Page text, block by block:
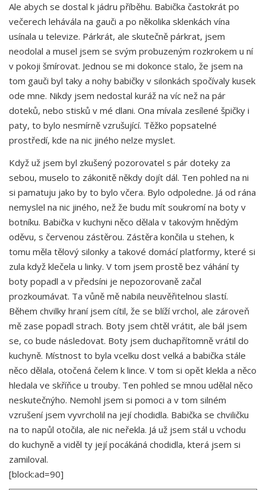
Ale abych se dostal k jádru příběhu. Babička častokrát po
večerech lehávála na gauči a po několika sklenkách vína
usínala u televize. Párkrát, ale skutečně párkrat, jsem
neodolal a musel jsem se svým probuzeným rozkrokem u ní
v pokoji šmírovat. Jednou se mi dokonce stalo, že jsem na
tom gauči byl taky a nohy babičky v silonkách spočívaly kusek
ode mne. Nikdy jsem nedostal kuráž na víc než na pár
doteků, nebo stisků v mé dlani. Ona mívala zesílené špičky i
paty, to bylo nesmírně vzrušující. Těžko popsatelné
prostředí, kde na nic jiného nelze myslet.
Když už jsem byl zkušený pozorovatel s pár doteky za
sebou, muselo to zákonitě někdy dojít dál. Ten pohled na ni
si pamatuju jako by to bylo včera. Bylo odpoledne. Já od rána
nemyslel na nic jiného, než že budu mít soukromí na boty v
botníku. Babička v kuchyni něco dělala v takovým hnědým
oděvu, s červenou zástěrou. Zástěra končila u stehen, k
tomu měla tělový silonky a takové domácí platformy, které si
zula když klečela u linky. V tom jsem prostě bez váhání ty
boty popadl a v předsíni je nepozorovaně začal
prozkoumávat. Ta vůně mě nabila neuvěřitelnou slastí.
Během chvilky hraní jsem cítil, že se blíží vrchol, ale zároveň
mě zase popadl strach. Boty jsem chtěl vrátit, ale bál jsem
se, co bude následovat. Boty jsem duchapřítomně vrátil do
kuchyně. Místnost to byla vcelku dost velká a babička stále
něco dělala, otočená čelem k lince. V tom si opět klekla a něco
hledala ve skříňce u trouby. Ten pohled se mnou udělal něco
neskutečnýho. Nemohl jsem si pomoci a v tom silném
vzrušení jsem vyvrcholil na její chodidla. Babička se chviličku
na to napůl otočila, ale nic neřekla. Já už jsem stál u vchodu
do kuchyně a viděl ty její pocákáná chodidla, která jsem si
zamiloval.
[block:ad=90]